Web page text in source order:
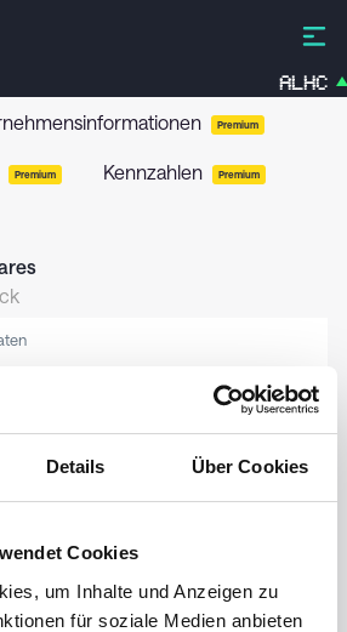
Details Über Cookies
Cookies
um Inhalte und Anzeigen zu
für soziale Medien anbieten
ALHC
Premium
Premium Kennzahlen Premium